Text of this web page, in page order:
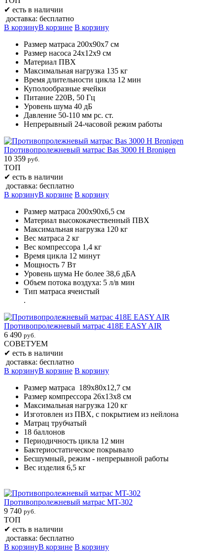
✔ есть в наличии
доставка: бесплатно
В корзинуВ корзине В корзину
Размер матраса 200х90х7 см
Размер насоса 24х12х9 см
Материал ПВХ
Максимальная нагрузка 135 кг
Время длительности цикла 12 мин
Куполообразные ячейки
Питание 220В, 50 Гц
Уровень шума 40 дБ
Давление 50-110 мм рс. ст.
Непрерывный 24-часовой режим работы
Противопролежневый матрас Bas 3000 H Bronigen
10 359 руб.
ТОП
✔ есть в наличии
доставка: бесплатно
В корзинуВ корзине В корзину
Размер матраса 200х90х6,5 см
Материал высококачественный ПВХ
Максимальная нагрузка 120 кг
Вес матраса 2 кг
Вес компрессора 1,4 кг
Время цикла 12 минут
Мощность 7 Вт
Уровень шума Не более 38,6 дБА
Объем потока воздуха: 5 л/в мин
Тип матраса ячеистый
.
Противопролежневый матрас 418E EASY AIR
6 490 руб.
СОВЕТУЕМ
✔ есть в наличии
доставка: бесплатно
В корзинуВ корзине В корзину
Размер матраса 189х80х12,7 см
Размер компрессора 26х13х8 см
Максимальная нагрузка 120 кг
Изготовлен из ПВХ, с покрытием из нейлона
Матрац трубчатый
18 баллонов
Периодичность цикла 12 мин
Бактериостатическое покрывало
Бесшумный, режим - непрерывной работы
Вес изделия 6,5 кг
Противопролежневый матрас MT-302
9 740 руб.
ТОП
✔ есть в наличии
доставка: бесплатно
В корзинуВ корзине В корзину